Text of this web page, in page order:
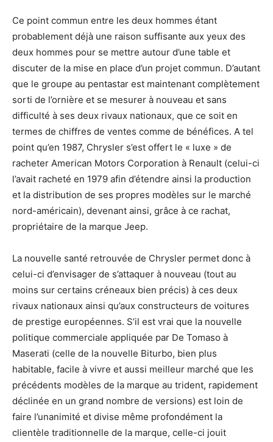
Ce point commun entre les deux hommes étant
probablement déjà une raison suffisante aux yeux des
deux hommes pour se mettre autour d’une table et
discuter de la mise en place d’un projet commun. D’autant
que le groupe au pentastar est maintenant complètement
sorti de l’ornière et se mesurer à nouveau et sans
difficulté à ses deux rivaux nationaux, que ce soit en
termes de chiffres de ventes comme de bénéfices. A tel
point qu’en 1987, Chrysler s’est offert le « luxe » de
racheter American Motors Corporation à Renault (celui-ci
l’avait racheté en 1979 afin d’étendre ainsi la production
et la distribution de ses propres modèles sur le marché
nord-américain), devenant ainsi, grâce à ce rachat,
propriétaire de la marque Jeep.
La nouvelle santé retrouvée de Chrysler permet donc à
celui-ci d’envisager de s’attaquer à nouveau (tout au
moins sur certains créneaux bien précis) à ces deux
rivaux nationaux ainsi qu’aux constructeurs de voitures
de prestige européennes. S’il est vrai que la nouvelle
politique commerciale appliquée par De Tomaso à
Maserati (celle de la nouvelle Biturbo, bien plus
habitable, facile à vivre et aussi meilleur marché que les
précédents modèles de la marque au trident, rapidement
déclinée en un grand nombre de versions) est loin de
faire l’unanimité et divise même profondément la
clientèle traditionnelle de la marque, celle-ci jouit